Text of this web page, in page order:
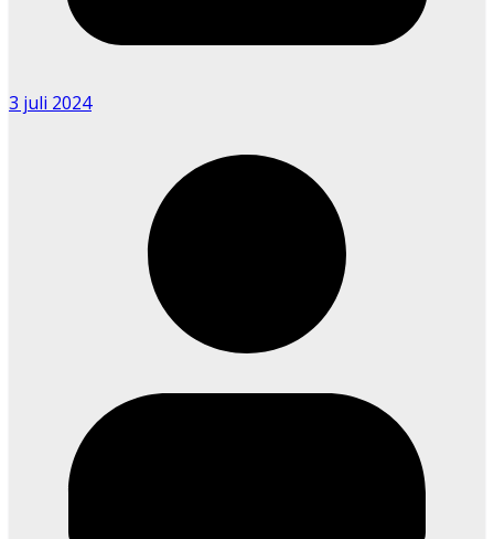
3 juli 2024